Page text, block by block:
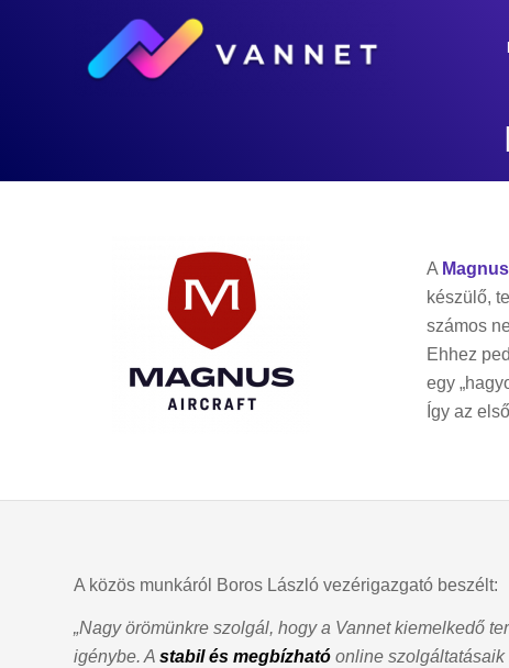
A
készülő,
számos
Ehhez
egy
Így az
A közös munkáról Boros László vezérigazgató beszélt:
„Nagy örömünkre szolgál, hogy a Vannet kiemelkedő
igénybe. A stabil és megbízható online